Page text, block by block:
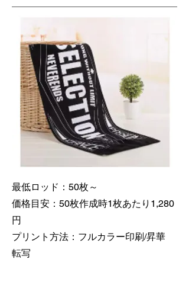
最低ロッド：50枚～
価格目安：50枚作成時1枚あたり1,280
円
​プリント方法：フルカラー印刷/昇華
転写